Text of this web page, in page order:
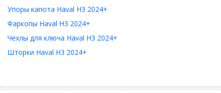
Упоры капота Haval H3 2024+
Фаркопы Haval H3 2024+
Чехлы для ключа Haval H3 2024+
Шторки Haval H3 2024+